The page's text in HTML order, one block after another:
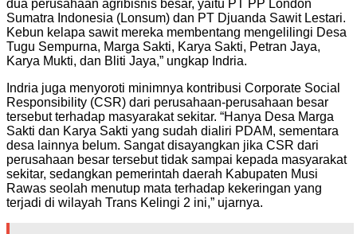
dua perusahaan agribisnis besar, yaitu PT PP London
Sumatra Indonesia (Lonsum) dan PT Djuanda Sawit Lestari.
Kebun kelapa sawit mereka membentang mengelilingi Desa
Tugu Sempurna, Marga Sakti, Karya Sakti, Petran Jaya,
Karya Mukti, dan Bliti Jaya,” ungkap Indria.
Indria juga menyoroti minimnya kontribusi Corporate Social
Responsibility (CSR) dari perusahaan-perusahaan besar
tersebut terhadap masyarakat sekitar. “Hanya Desa Marga
Sakti dan Karya Sakti yang sudah dialiri PDAM, sementara
desa lainnya belum. Sangat disayangkan jika CSR dari
perusahaan besar tersebut tidak sampai kepada masyarakat
sekitar, sedangkan pemerintah daerah Kabupaten Musi
Rawas seolah menutup mata terhadap kekeringan yang
terjadi di wilayah Trans Kelingi 2 ini,” ujarnya.